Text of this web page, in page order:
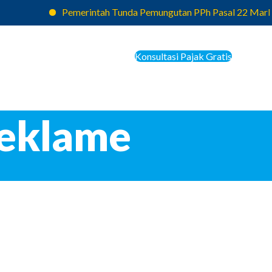
Pemerintah Tunda Pemungutan PPh Pasal 22
Konsultasi Pajak Gratis